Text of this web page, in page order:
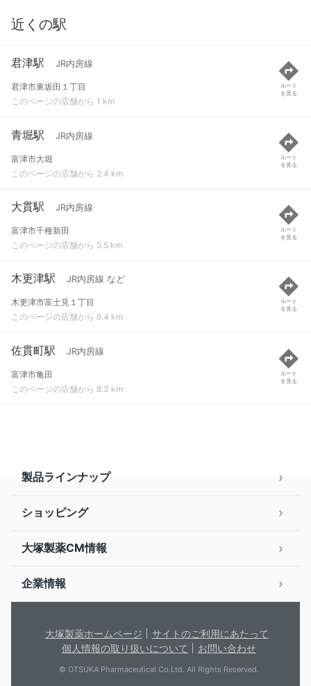
近くの駅
君津駅 JR内房線
君津市東坂田１丁目
このページの店舗から 1 km
ルート
を見る
青堀駅 JR内房線
富津市大堀
このページの店舗から 2.4 km
ルート
を見る
大貫駅 JR内房線
富津市千種新田
このページの店舗から 5.5 km
ルート
を見る
木更津駅 JR内房線 など
木更津市富士見１丁目
このページの店舗から 6.4 km
ルート
を見る
佐貫町駅 JR内房線
富津市亀田
このページの店舗から 8.3 km
ルート
を見る
製品ラインナップ
ショッピング
大塚製薬CM情報
企業情報
大塚製薬ホームページ
サイトのご利用にあたって
個人情報の取り扱いについて
お問い合わせ
© OTSUKA Pharmaceutical Co.Ltd. All Rights Reserved.